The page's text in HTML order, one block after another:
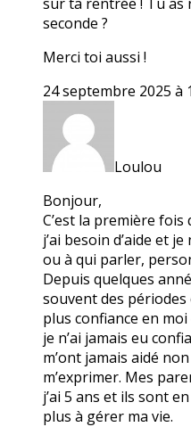
seconde ?
Merci toi aussi !
24 septembre 2025 à
Loulou
Bonjour,
C’est la première
j’ai besoin d’aide et
ou à qui parler,
Depuis quelques
souvent des périodes
plus confiance en
je n’ai jamais eu
m’ont jamais aidé
m’exprimer. Mes
j’ai 5 ans et ils sont
plus à gérer ma vie.